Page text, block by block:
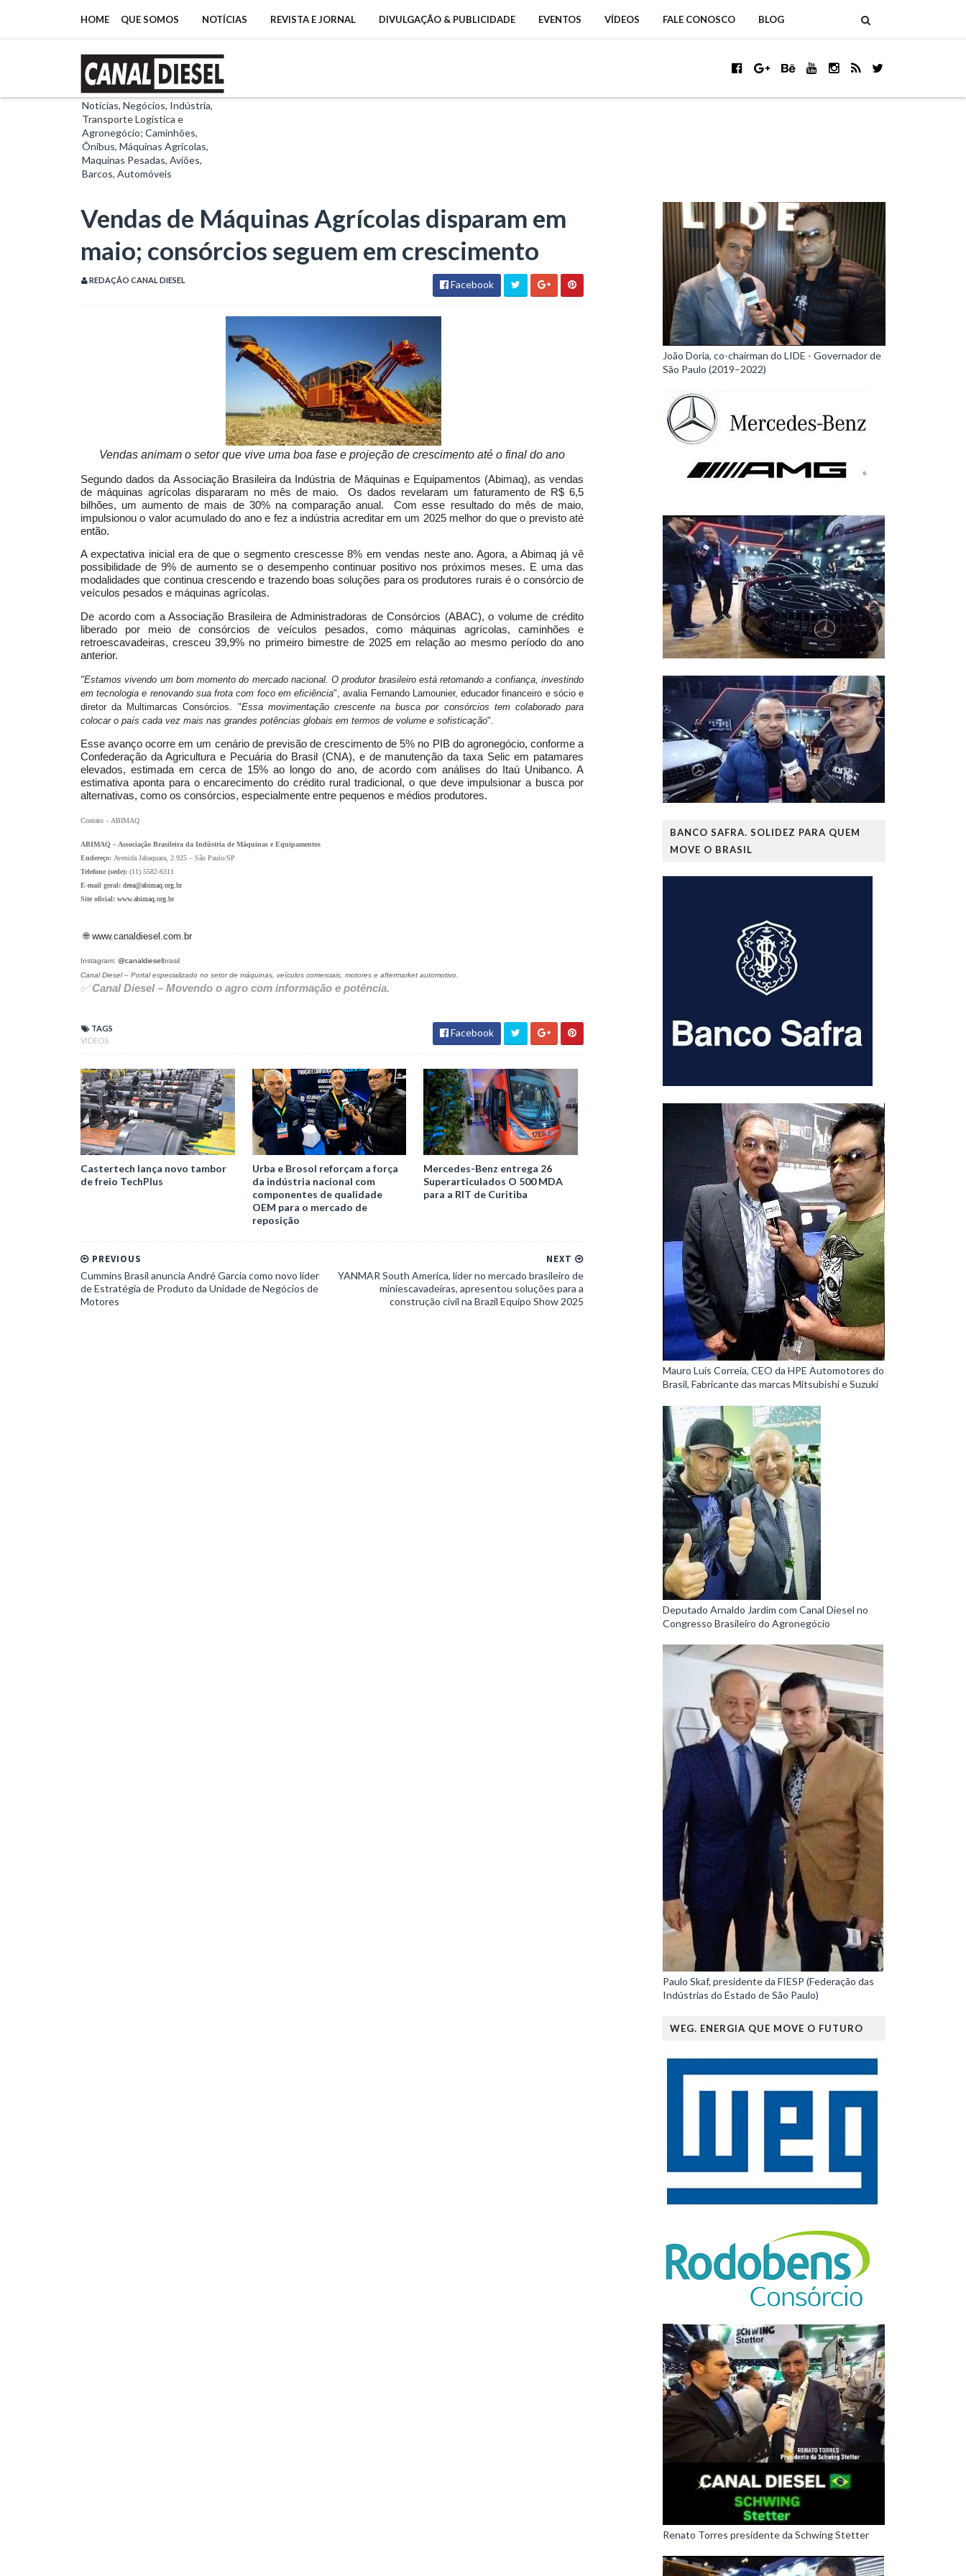
HOME QUE SOMOS NOTÍCIAS REVISTA E JORNAL DIVULGAÇÃO & PUBLICIDADE EVENTOS VÍDEOS FALE CONOSCO BLOG
Notícias, Negócios, Indústria,
Transporte Logística e
Agronegócio; Caminhões,
Ônibus, Máquinas Agrícolas,
Maquinas Pesadas, Aviões,
Barcos, Automóveis
Vendas de Máquinas Agrícolas disparam em
maio; consórcios seguem em crescimento
REDAÇÃO CANAL DIESEL Facebook
Vendas animam o setor que vive uma boa fase e projeção de crescimento até o final do ano
Segundo dados da Associação Brasileira da Indústria de Máquinas e Equipamentos (Abimaq), as vendas
de máquinas agrícolas dispararam no mês de maio. Os dados revelaram um faturamento de R$ 6,5
bilhões, um aumento de mais de 30% na comparação anual. Com esse resultado do mês de maio,
impulsionou o valor acumulado do ano e fez a indústria acreditar em um 2025 melhor do que o previsto até
então.
A expectativa inicial era de que o segmento crescesse 8% em vendas neste ano. Agora, a Abimaq já vê
possibilidade de 9% de aumento se o desempenho continuar positivo nos próximos meses. E uma das
modalidades que continua crescendo e trazendo boas soluções para os produtores rurais é o consórcio de
veículos pesados e máquinas agrícolas.
De acordo com a Associação Brasileira de Administradoras de Consórcios (ABAC), o volume de crédito
liberado por meio de consórcios de veículos pesados, como máquinas agrícolas, caminhões e
retroescavadeiras, cresceu 39,9% no primeiro bimestre de 2025 em relação ao mesmo período do ano
anterior.
"Estamos vivendo um bom momento do mercado nacional. O produtor brasileiro está retomando a confiança, investindo
em tecnologia e renovando sua frota com foco em eficiência", avalia Fernando Lamounier, educador financeiro e sócio e
diretor da Multimarcas Consórcios. "Essa movimentação crescente na busca por consórcios tem colaborado para
colocar o país cada vez mais nas grandes potências globais em termos de volume e sofisticação".
Esse avanço ocorre em um cenário de previsão de crescimento de 5% no PIB do agronegócio, conforme a
Confederação da Agricultura e Pecuária do Brasil (CNA), e de manutenção da taxa Selic em patamares
elevados, estimada em cerca de 15% ao longo do ano, de acordo com análises do Itaú Unibanco. A
estimativa aponta para o encarecimento do crédito rural tradicional, o que deve impulsionar a busca por
alternativas, como os consórcios, especialmente entre pequenos e médios produtores.
Contato – ABIMAQ
ABIMAQ – Associação Brasileira da Indústria de Máquinas e Equipamentos
Endereço: Avenida Jabaquara, 2.925 – São Paulo/SP
Telefone (sede): (11) 5582-6311
E-mail geral: deea@abimaq.org.br
Site oficial: www.abimaq.org.br
🌐 www.canaldiesel.com.br
Instagram: @canaldieselbrasil
Canal Diesel – Portal especializado no setor de máquinas, veículos comerciais, motores e aftermarket automotivo.
✅Canal Diesel – Movendo o agro com informação e potência.
TAGS
VIDEOS
Facebook
Castertech lança novo tambor
de freio TechPlus
Urba e Brosol reforçam a força
da indústria nacional com
componentes de qualidade
OEM para o mercado de
reposição
Mercedes-Benz entrega 26
Superarticulados O 500 MDA
para a RIT de Curitiba
NEXT
YANMAR South America, líder no mercado brasileiro de
miniescavadeiras, apresentou soluções para a
construção civil na Brazil Equipo Show 2025
PREVIOUS
Cummins Brasil anuncia André Garcia como novo líder
de Estratégia de Produto da Unidade de Negócios de
Motores
João Doria, co-chairman do LIDE - Governador de
São Paulo (2019–2022)
BANCO SAFRA. SOLIDEZ PARA QUEM
MOVE O BRASIL
Mauro Luis Correia, CEO da HPE Automotores do
Brasil, Fabricante das marcas Mitsubishi e Suzuki
Deputado Arnaldo Jardim com Canal Diesel no
Congresso Brasileiro do Agronegócio
Paulo Skaf, presidente da FIESP (Federação das
Indústrias do Estado de São Paulo)
WEG. ENERGIA QUE MOVE O FUTURO
Renato Torres presidente da Schwing Stetter